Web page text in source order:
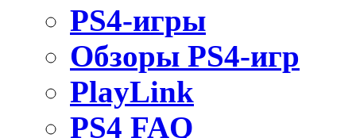
PS4-игры
Обзоры PS4-игр
PlayLink
PS4 FAQ